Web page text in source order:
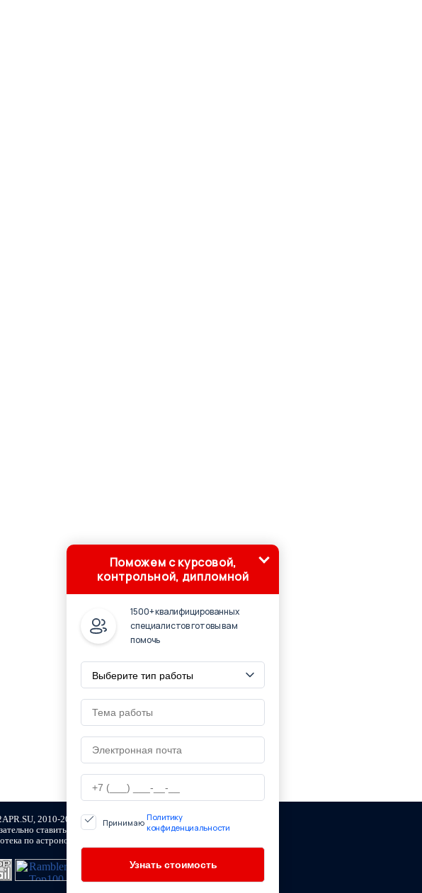
2010-2021
ставить активную ссылку на страницу источник:
по астрономии и космонавтике'
Поможем с курсовой,
контрольной, дипломной
1500+ квалифицированных
специалистов готовы вам
помочь
Принимаю Политику
конфиденциальности